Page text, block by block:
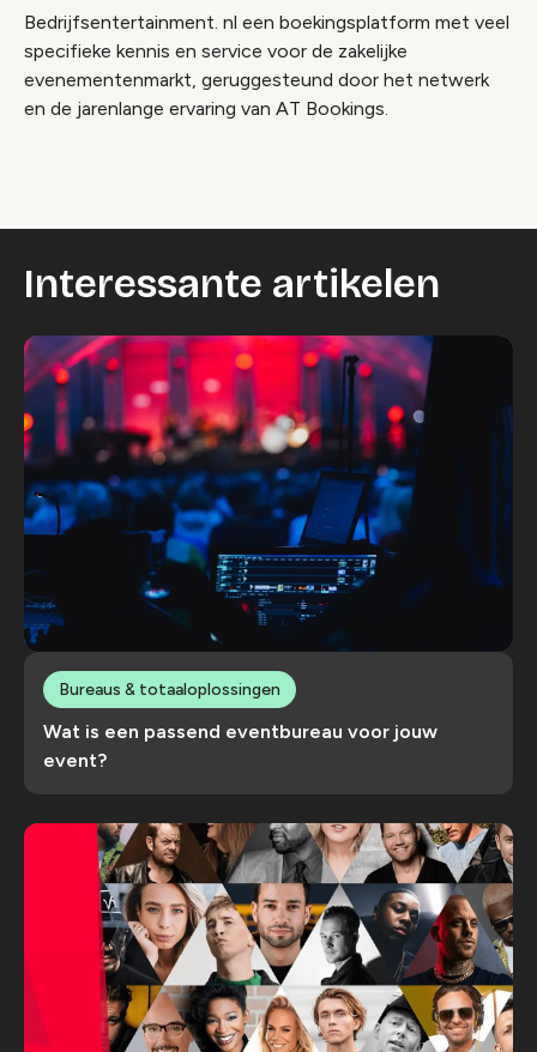
Bedrijfsentertainment. nl een boekingsplatform met veel
specifieke kennis en service voor de zakelijke
evenementenmarkt, geruggesteund door het netwerk
en de jarenlange ervaring van AT Bookings.
Interessante artikelen
Wat is een passend eventbureau voor jouw
event?
Bureaus & totaaloplossingen